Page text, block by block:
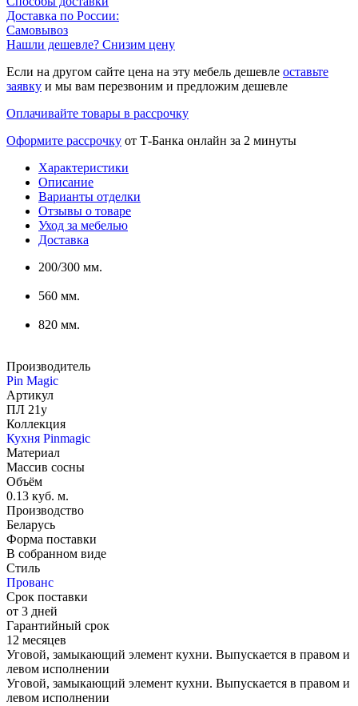
Доставка по России:
Самовывоз
Нашли дешевле? Снизим цену
Если на другом сайте цена на эту мебель дешевле оставьте
заявку и мы вам перезвоним и предложим дешевле
Оплачивайте товары в рассрочку
Оформите рассрочку от Т-Банка онлайн за 2 минуты
Характеристики
Описание
Варианты отделки
Отзывы о товаре
Уход за мебелью
Доставка
200/300 мм.
560 мм.
820 мм.
Производитель
Pin Magic
Артикул
ПЛ 21у
Коллекция
Кухня Pinmagic
Материал
Массив сосны
Объём
0.13 куб. м.
Производство
Беларусь
Форма поставки
В собранном виде
Стиль
Прованс
Срок поставки
от 3 дней
Гарантийный срок
12 месяцев
Уговой, замыкающий элемент кухни. Выпускается в правом и
левом исполнении
Уговой, замыкающий элемент кухни. Выпускается в правом и
левом исполнении